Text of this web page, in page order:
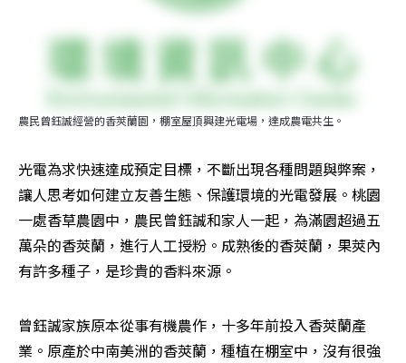
農民曾鈺誠經營的香莢蘭園，棚室屋頂興建光電場，達成農電共生。
光電為求快速達成預定目標，不斷出現各種問題與弊案，
讓人思考如何建立友善生態、保護環境的光電發展。桃園
一處香草農園中，農民曾鈺誠和家人一起，為滿園超過五
萬朵的香莢蘭，進行人工授粉。成熟後的香莢蘭，果莢內
有許多種子，是珍貴的香料來源。
曾鈺誠家族原本從事有機農作，十多年前投入香莢蘭產
業。原產於中南美洲的香莢蘭，種植在棚室中，沒有很強